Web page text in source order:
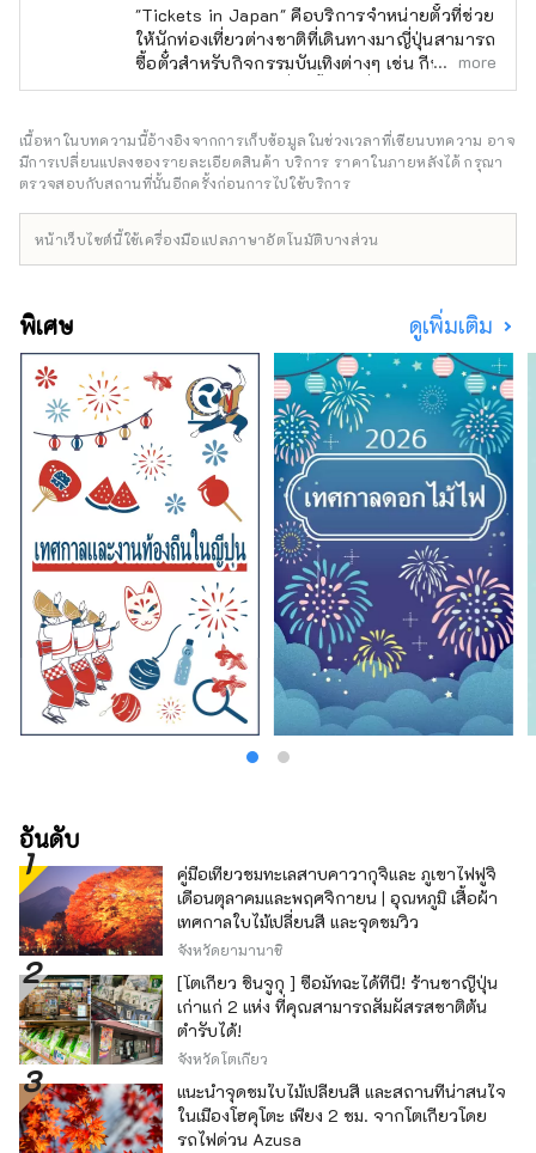
"Tickets in Japan" คือบริการจำหน่ายตั๋วที่ช่วย
ให้นักท่องเที่ยวต่างชาติที่เดินทางมาญี่ปุ่นสามารถ
ซื้อตั๋วสำหรับกิจกรรมบันเทิงต่างๆ เช่น กีฬา
คอนเสิร์ต และละครที่จัดขึ้นในญี่ปุ่นได้
more
เนื้อหาในบทความนี้อ้างอิงจากการเก็บข้อมูลในช่วงเวลาที่เขียนบทความ อาจ
มีการเปลี่ยนแปลงของรายละเอียดสินค้า บริการ ราคาในภายหลังได้ กรุณา
ตรวจสอบกับสถานที่นั้นอีกครั้งก่อนการไปใช้บริการ
หน้าเว็บไซต์นี้ใช้เครื่องมือแปลภาษาอัตโนมัติบางส่วน
พิเศษ ดูเพิ่มเติม
อันดับ
คู่มือเที่ยวชมทะเลสาบคาวากุจิและ ภูเขาไฟฟูจิ
เดือนตุลาคมและพฤศจิกายน | อุณหภูมิ เสื้อผ้า
เทศกาลใบไม้เปลี่ยนสี และจุดชมวิว
จังหวัดยามานาชิ
[โตเกียว ชินจูกุ ] ซื้อมัทฉะได้ที่นี่! ร้านชาญี่ปุ่น
เก่าแก่ 2 แห่ง ที่คุณสามารถสัมผัสรสชาติต้น
ตำรับได้!
จังหวัดโตเกียว
แนะนำจุดชมใบไม้เปลี่ยนสี และสถานที่น่าสนใจ
ในเมืองโฮคุโตะ เพียง 2 ชม. จากโตเกียวโดย
รถไฟด่วน Azusa